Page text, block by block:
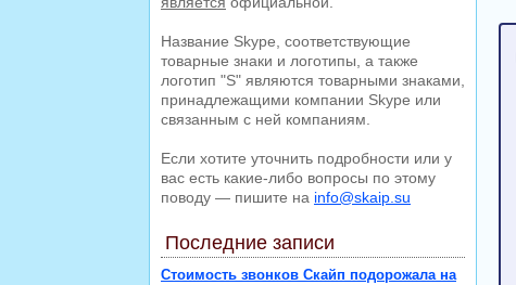
Название Skype, соответствующие
товарные знаки и логотипы, а также
логотип "S" являются товарными знаками,
принадлежащими компании Skype или
связанным с ней компаниям.
Если хотите уточнить подробности или у
вас есть какие-либо вопросы по этому
поводу — пишите на info@skaip.su
Последние записи
Стоимость звонков Скайп подорожала на